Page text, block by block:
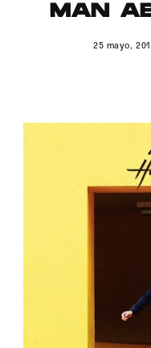
MAN
25 mayo,